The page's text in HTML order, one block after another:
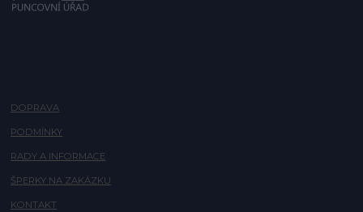
DOPRAVA
PODMÍNKY
RADY A INFORMACE
ŠPERKY NA ZAKÁZKU
KONTAKT